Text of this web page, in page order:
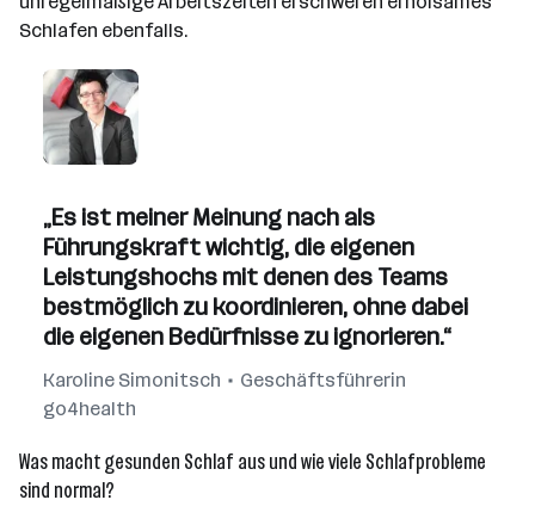
Schlafen ebenfalls.
„Es ist meiner Meinung nach als
Führungskraft wichtig, die eigenen
Leistungshochs mit denen des Teams
bestmöglich zu koordinieren, ohne dabei
die eigenen Bedürfnisse zu ignorieren.“
Karoline Simonitsch
Geschäftsführerin
go4health
Was macht gesunden Schlaf aus und wie viele Schlafprobleme
sind normal?